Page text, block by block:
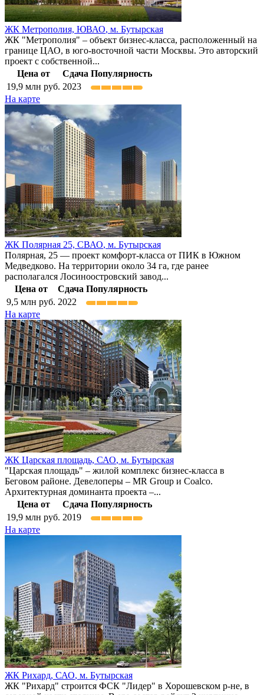
ЖК Метрополия, ЮВАО, м. Бутырская
ЖК "Метрополия" – объект бизнес-класса, расположенный на
границе ЦАО, в юго-восточной части Москвы. Это авторский
проект с собственной...
Цена от
Сдача Популярность
19,9 млн руб. 2023
На карте
ЖК Полярная 25, СВАО, м. Бутырская
Полярная, 25 — проект комфорт-класса от ПИК в Южном
Медведково. На территории около 34 га, где ранее
располагался Лосиноостровский завод...
Цена от
Сдача Популярность
9,5 млн руб. 2022
На карте
ЖК Царская площадь, САО, м. Бутырская
"Царская площадь" – жилой комплекс бизнес-класса в
Беговом районе. Девелоперы – MR Group и Coalco.
Архитектурная доминанта проекта –...
Цена от
Сдача Популярность
19,9 млн руб. 2019
На карте
ЖК Рихард, САО, м. Бутырская
ЖК "Рихард" строится ФСК "Лидер" в Хорошевском р-не, в